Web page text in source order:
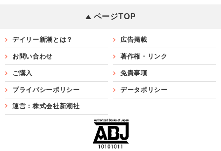
ページTOP
デイリー新潮とは？ 広告掲載
お問い合わせ 著作権・リンク
ご購入 免責事項
プライバシーポリシー データポリシー
運営：株式会社新潮社